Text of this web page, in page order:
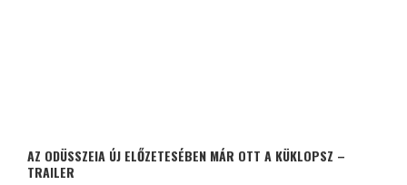
AZ ODÜSSZEIA ÚJ ELŐZETESÉBEN MÁR OTT A KÜKLOPSZ –
TRAILER